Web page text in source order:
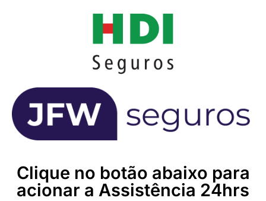
Clique no botão abaixo para
acionar a Assistência 24hrs